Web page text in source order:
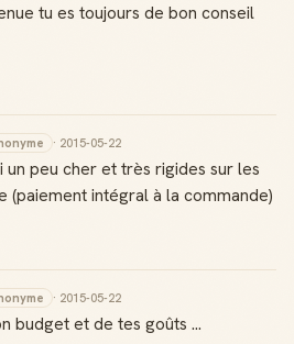
tu es toujours de bon conseil
· 2015-05-22
un peu cher et très rigides sur les
(paiement intégral à la commande)
· 2015-05-22
budget et de tes goûts ...